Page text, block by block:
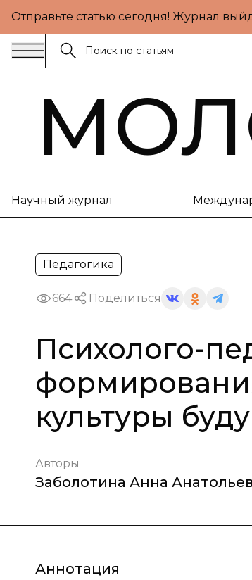
Отправьте статью сегодня! Журнал
Научный журнал
Педагогика
664 Поделиться
Психолого-
культуры
Авторы
Заболотина Анна
Аннотация